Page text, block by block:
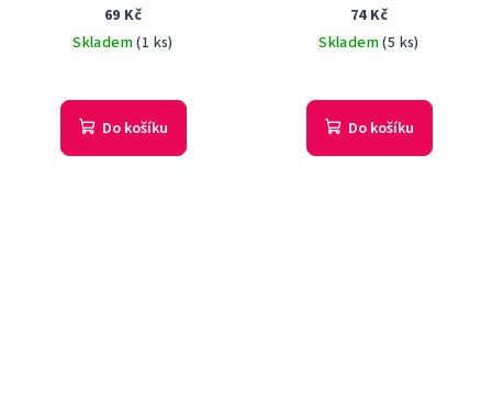
69 Kč
Skladem(1 ks)
Do košíku
74 Kč
Skladem(5 ks)
Do košíku